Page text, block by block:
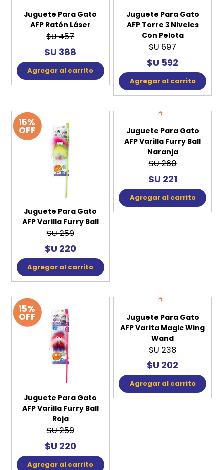
Juguete Para Gato
AFP Ratón Láser
$U 457
$U 388
Agregar al carrito
Juguete Para Gato
AFP Torre 3 Niveles
Con Pelota
$U 697
$U 592
Agregar al carrito
15%
OFF
Juguete Para Gato
AFP Varilla Furry Ball
$U 259
$U 220
Agregar al carrito
OFF
Juguete Para Gato
15%
OFF
Juguete Para Gato
AFP Varilla Furry Ball
Roja
$U 259
$U 220
15%
OFF